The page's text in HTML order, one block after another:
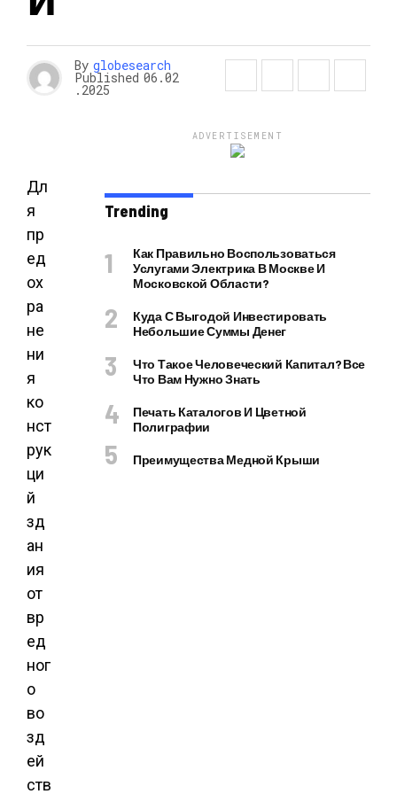
By globesearch
Published 06.02
.2025
Дл
я
пр
ед
ох
ра
не
ни
я
ко
нст
рук
ци
й
зд
ан
ия
от
вр
ед
ног
о
во
зд
ей
ств
ADVERTISEMENT
Trending
Как Правильно Воспользоваться
Услугами Электрика В Москве И
Московской Области?
Куда С Выгодой Инвестировать
Небольшие Суммы Денег
Что Такое Человеческий Капитал? Все
Что Вам Нужно Знать
Печать Каталогов И Цветной
Полиграфии
Преимущества Медной Крыши